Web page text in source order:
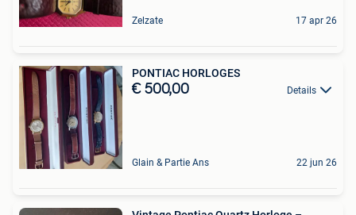
Zelzate 17 apr 26
PONTIAC HORLOGES
€ 500,00 Details
Glain & Partie Ans 22 jun 26